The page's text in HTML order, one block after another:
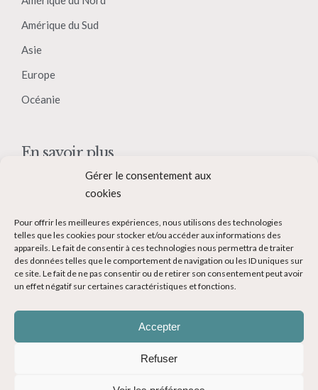
Gérer le consentement aux
cookies
Pour offrir les meilleures expériences, nous utilisons des technologies
telles que les cookies pour stocker et/ou accéder aux informations des
appareils. Le fait de consentir à ces technologies nous permettra de traiter
des données telles que le comportement de navigation ou les ID uniques sur
ce site. Le fait de ne pas consentir ou de retirer son consentement peut avoir
un effet négatif sur certaines caractéristiques et fonctions.
Accepter
Refuser
Amérique du Sud
Asie
Europe
Océanie
En savoir plus
Contact
Devenir Blogueur voyage
Ma Bucket List
© Copyright 2014-2024 - Evasions Gourmandes Blog Voyage - Tous